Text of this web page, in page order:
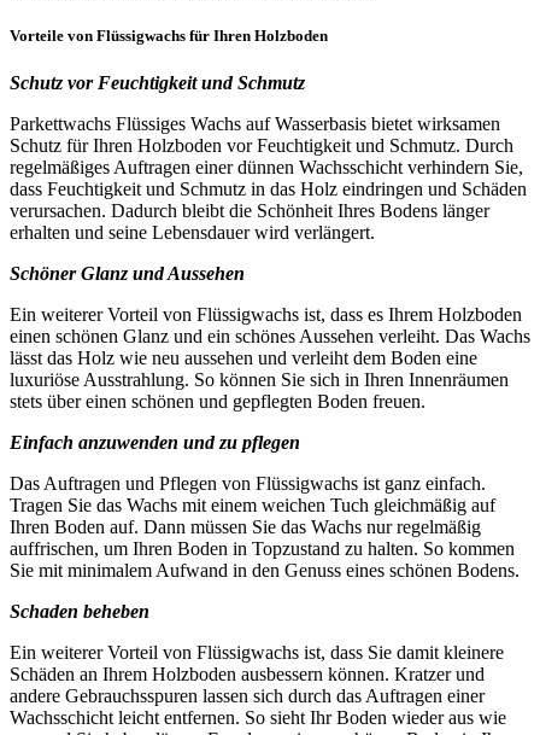
Vorteile von Flüssigwachs für Ihren Holzboden
Schutz vor Feuchtigkeit und Schmutz
Parkettwachs Flüssiges Wachs auf Wasserbasis bietet wirksamen
Schutz für Ihren Holzboden vor Feuchtigkeit und Schmutz. Durch
regelmäßiges Auftragen einer dünnen Wachsschicht verhindern Sie,
dass Feuchtigkeit und Schmutz in das Holz eindringen und Schäden
verursachen. Dadurch bleibt die Schönheit Ihres Bodens länger
erhalten und seine Lebensdauer wird verlängert.
Schöner Glanz und Aussehen
Ein weiterer Vorteil von Flüssigwachs ist, dass es Ihrem Holzboden
einen schönen Glanz und ein schönes Aussehen verleiht. Das Wachs
lässt das Holz wie neu aussehen und verleiht dem Boden eine
luxuriöse Ausstrahlung. So können Sie sich in Ihren Innenräumen
stets über einen schönen und gepflegten Boden freuen.
Einfach anzuwenden und zu pflegen
Das Auftragen und Pflegen von Flüssigwachs ist ganz einfach.
Tragen Sie das Wachs mit einem weichen Tuch gleichmäßig auf
Ihren Boden auf. Dann müssen Sie das Wachs nur regelmäßig
auffrischen, um Ihren Boden in Topzustand zu halten. So kommen
Sie mit minimalem Aufwand in den Genuss eines schönen Bodens.
Schaden beheben
Ein weiterer Vorteil von Flüssigwachs ist, dass Sie damit kleinere
Schäden an Ihrem Holzboden ausbessern können. Kratzer und
andere Gebrauchsspuren lassen sich durch das Auftragen einer
Wachsschicht leicht entfernen. So sieht Ihr Boden wieder aus wie